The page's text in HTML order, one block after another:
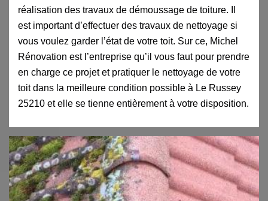
réalisation des travaux de démoussage de toiture. Il
est important d’effectuer des travaux de nettoyage si
vous voulez garder l’état de votre toit. Sur ce, Michel
Rénovation est l’entreprise qu’il vous faut pour prendre
en charge ce projet et pratiquer le nettoyage de votre
toit dans la meilleure condition possible à Le Russey
25210 et elle se tienne entièrement à votre disposition.